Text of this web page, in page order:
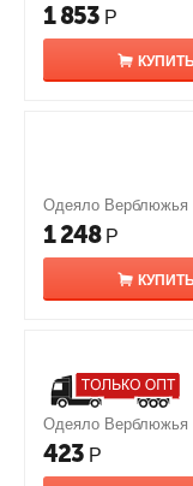
1 853 Р
Одеяло Верблюжья
1 248 Р
Одеяло Верблюжья
423 Р